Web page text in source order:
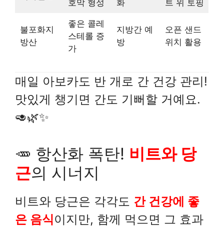
호막 형성
화
트 위 토핑
불포화지
방산
좋은 콜레
스테롤 증
가
지방간 예
방
오픈 샌드
위치 활용
매일 아보카도 반 개로 간 건강 관리!
맛있게 챙기면 간도 기뻐할 거예요.
🥑🌿✨
🥕 항산화 폭탄! 비트와 당
근의 시너지
비트와 당근은 각각도 간 건강에 좋
은 음식이지만, 함께 먹으면 그 효과